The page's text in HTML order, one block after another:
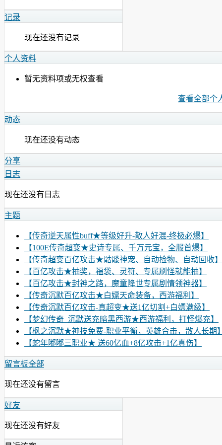
记录
现在还没有记录
个人资料
暂无资料项或无权查看
查看全部个
动态
现在还没有动态
分享
日志
现在还没有日志
主题
【传奇逆天属性buff★等级好升-散人好混-终极必爆】
【100E传奇超变★史诗专属、千万元宝，全服首爆】
【传奇超变百亿攻击★骷髅神宠、自动捡物、自动回收】
【百亿攻击★抽奖，福袋、灵符、专属刷怪就能抽】
【百亿攻击★封神之路，魔童降世专属剧情领神器】
【传奇沉默百亿攻击★白嫖天命装备，西游福利】
【传奇沉默百亿攻击-真超变★送1亿切割+白嫖满级】
【梦幻传奇_沉默送充暗黑西游★西游福利，打怪爆充】
【枫之沉默★神技免费-职业平衡，英雄合击，散人长期
【蛇年嘟嘟三职业★ 送60亿血+8亿攻击+1亿真伤】
留言板全部
现在还没有留言
好友
现在还没有好友